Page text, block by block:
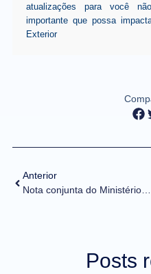
atualizações para você
importante que possa
Exterior
Anterior
Nota conjunta do Ministério das Relações Exteriores, da Casa Civil e do Ministério da Economia – Brasil é convidado a iniciar processo de acessão à OCDE
Posts